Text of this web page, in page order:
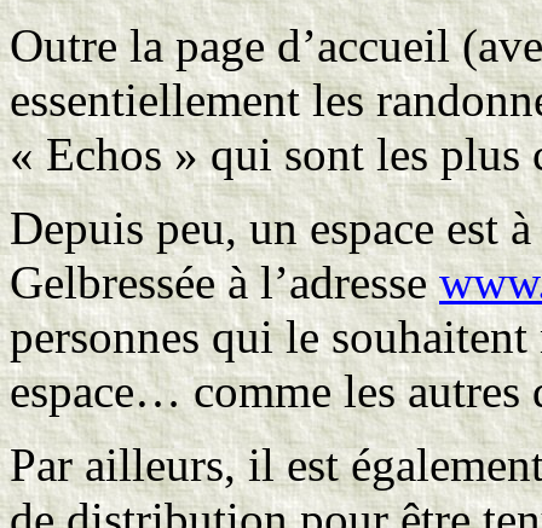
Outre la page d’accueil
essentiellement les
« Echos » qui sont les plus
Depuis peu, un espace est
Gelbressée à l’adresse
personnes qui le
espace… comme les autres
Par ailleurs, il est